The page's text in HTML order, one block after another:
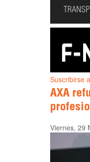
Suscribirse
AXA
Viernes, 29